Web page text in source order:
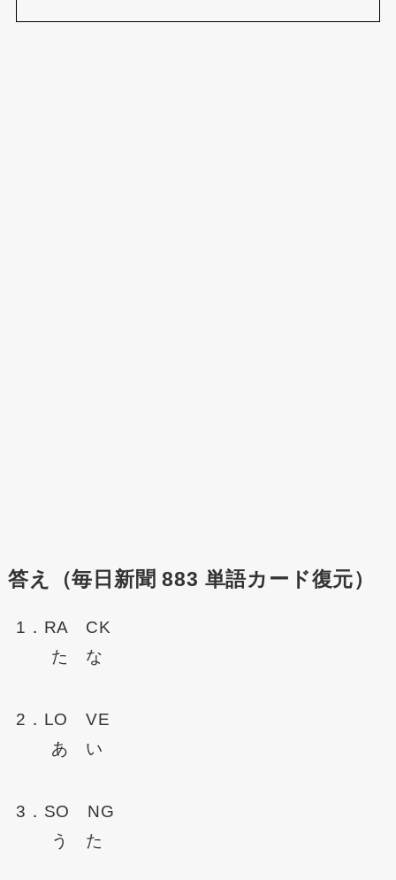
答え（毎日新聞 883 単語カード復元）
1．RA CK
た な
2．LO VE
あ い
3．SO NG
う た